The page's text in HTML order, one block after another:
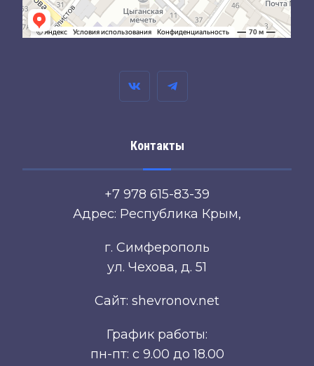
Контакты
+7 978 615-83-39
Адрес: Республика Крым,
г. Симферополь
ул. Чехова, д. 51
Сайт: shevronov.net
График работы:
пн-пт: с 9.00 до 18.00